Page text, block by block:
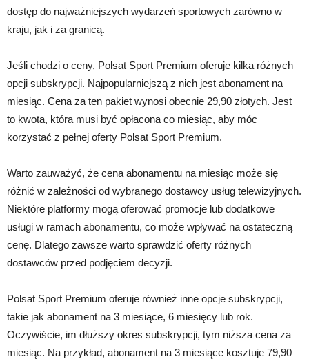
dostęp do najważniejszych wydarzeń sportowych zarówno w
kraju, jak i za granicą.
Jeśli chodzi o ceny, Polsat Sport Premium oferuje kilka różnych
opcji subskrypcji. Najpopularniejszą z nich jest abonament na
miesiąc. Cena za ten pakiet wynosi obecnie 29,90 złotych. Jest
to kwota, która musi być opłacona co miesiąc, aby móc
korzystać z pełnej oferty Polsat Sport Premium.
Warto zauważyć, że cena abonamentu na miesiąc może się
różnić w zależności od wybranego dostawcy usług telewizyjnych.
Niektóre platformy mogą oferować promocje lub dodatkowe
usługi w ramach abonamentu, co może wpływać na ostateczną
cenę. Dlatego zawsze warto sprawdzić oferty różnych
dostawców przed podjęciem decyzji.
Polsat Sport Premium oferuje również inne opcje subskrypcji,
takie jak abonament na 3 miesiące, 6 miesięcy lub rok.
Oczywiście, im dłuższy okres subskrypcji, tym niższa cena za
miesiąc. Na przykład, abonament na 3 miesiące kosztuje 79,90